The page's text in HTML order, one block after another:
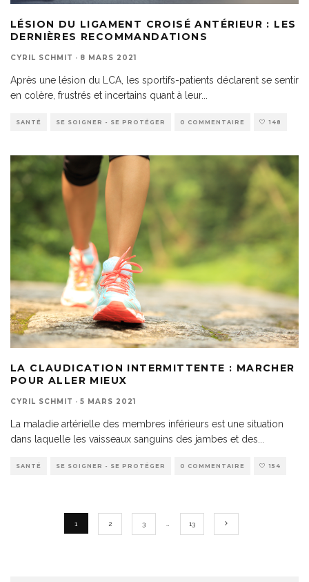
LÉSION DU LIGAMENT CROISÉ ANTÉRIEUR : LES
DERNIÈRES RECOMMANDATIONS
CYRIL SCHMIT · 8 MARS 2021
Après une lésion du LCA, les sportifs-patients déclarent se sentir
en colère, frustrés et incertains quant à leur...
SANTÉ SE SOIGNER - SE PROTÉGER 0 COMMENTAIRE 148
LA CLAUDICATION INTERMITTENTE : MARCHER
POUR ALLER MIEUX
CYRIL SCHMIT · 5 MARS 2021
La maladie artérielle des membres inférieurs est une situation
dans laquelle les vaisseaux sanguins des jambes et des
SANTÉ SE SOIGNER - SE PROTÉGER 0 COMMENTAIRE 154
1 2 3 13